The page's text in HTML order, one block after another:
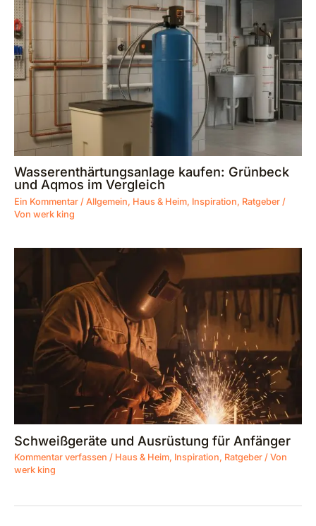
Wasserenthärtungsanlage kaufen: Grünbeck
und Aqmos im Vergleich
Ein Kommentar / Allgemein, Haus & Heim, Inspiration, Ratgeber /
Von werk king
Schweißgeräte und Ausrüstung für Anfänger
Kommentar verfassen / Haus & Heim, Inspiration, Ratgeber / Von
werk king